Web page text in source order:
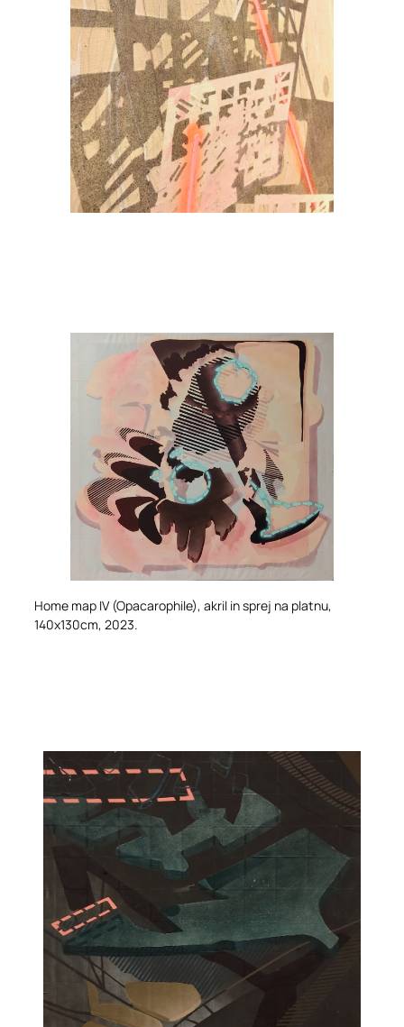
Home map IV (Opacarophile), akril in sprej na platnu,
140x130cm, 2023.